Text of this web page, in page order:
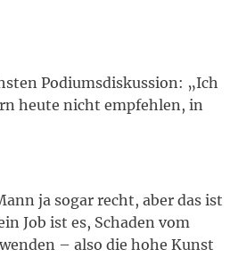
Podiumsdiskussion: „Ich
heute nicht empfehlen, in
ja sogar recht, aber das ist
Job ist es, Schaden vom
– also die hohe Kunst